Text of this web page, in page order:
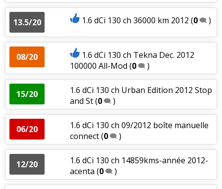
13.5/20 1.6 dCi 130 ch 36000 km 2012 (0 )
08/20
1.6 dCi 130 ch Tekna Dec. 2012
100000 All-Mod (0 )
15/20
1.6 dCi 130 ch Urban Edition 2012 Stop
and St(0 )
06/20
1.6 dCi 130 ch 09/2012 boîte manuelle
connect(0 )
12/20
1.6 dCi 130 ch 14859kms-année 2012-
acenta (0 )